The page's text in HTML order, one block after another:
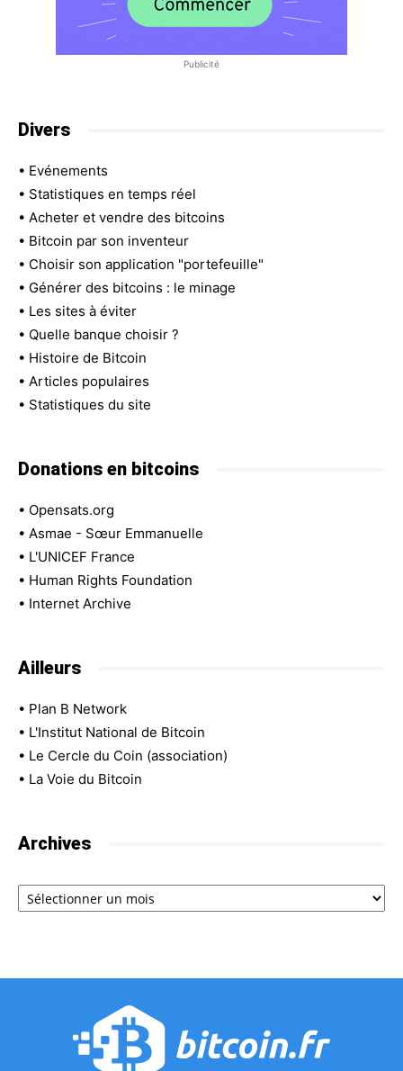
Publicité
Divers
• Evénements
• Statistiques en temps réel
• Acheter et vendre des bitcoins
• Bitcoin par son inventeur
• Choisir son application "portefeuille"
• Générer des bitcoins : le minage
• Les sites à éviter
• Quelle banque choisir ?
• Histoire de Bitcoin
• Articles populaires
• Statistiques du site
Donations en bitcoins
• Opensats.org
• Asmae - Sœur Emmanuelle
• L'UNICEF France
• Human Rights Foundation
• Internet Archive
Ailleurs
• Plan B Network
• L'Institut National de Bitcoin
• Le Cercle du Coin (association)
• La Voie du Bitcoin
Archives
Archives